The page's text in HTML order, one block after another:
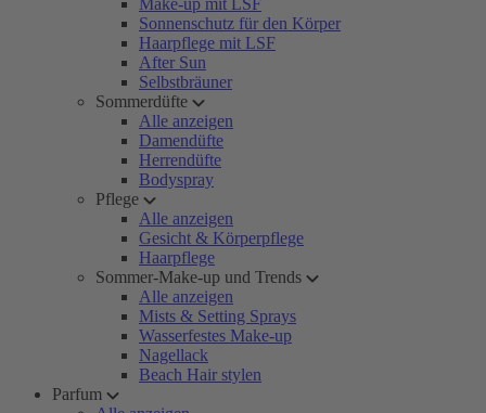
Make-up mit LSF
Sonnenschutz für den Körper
Haarpflege mit LSF
After Sun
Selbstbräuner
Sommerdüfte
Alle anzeigen
Damendüfte
Herrendüfte
Bodyspray
Pflege
Alle anzeigen
Gesicht & Körperpflege
Haarpflege
Sommer-Make-up und Trends
Alle anzeigen
Mists & Setting Sprays
Wasserfestes Make-up
Nagellack
Beach Hair stylen
Parfum